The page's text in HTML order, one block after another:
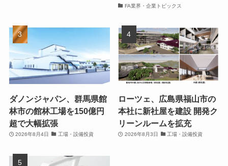
FA業界・企業トピックス
ダノンジャパン、群馬県館
林市の館林工場を150億円
超で大幅拡張
2026年8月4日 工場・設備投資
ローツェ、広島県福山市の
本社に新社屋を建設 開発ク
リーンルームを拡充
2026年8月3日 工場・設備投資